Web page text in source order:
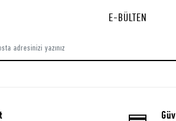
E-BÜLTEN